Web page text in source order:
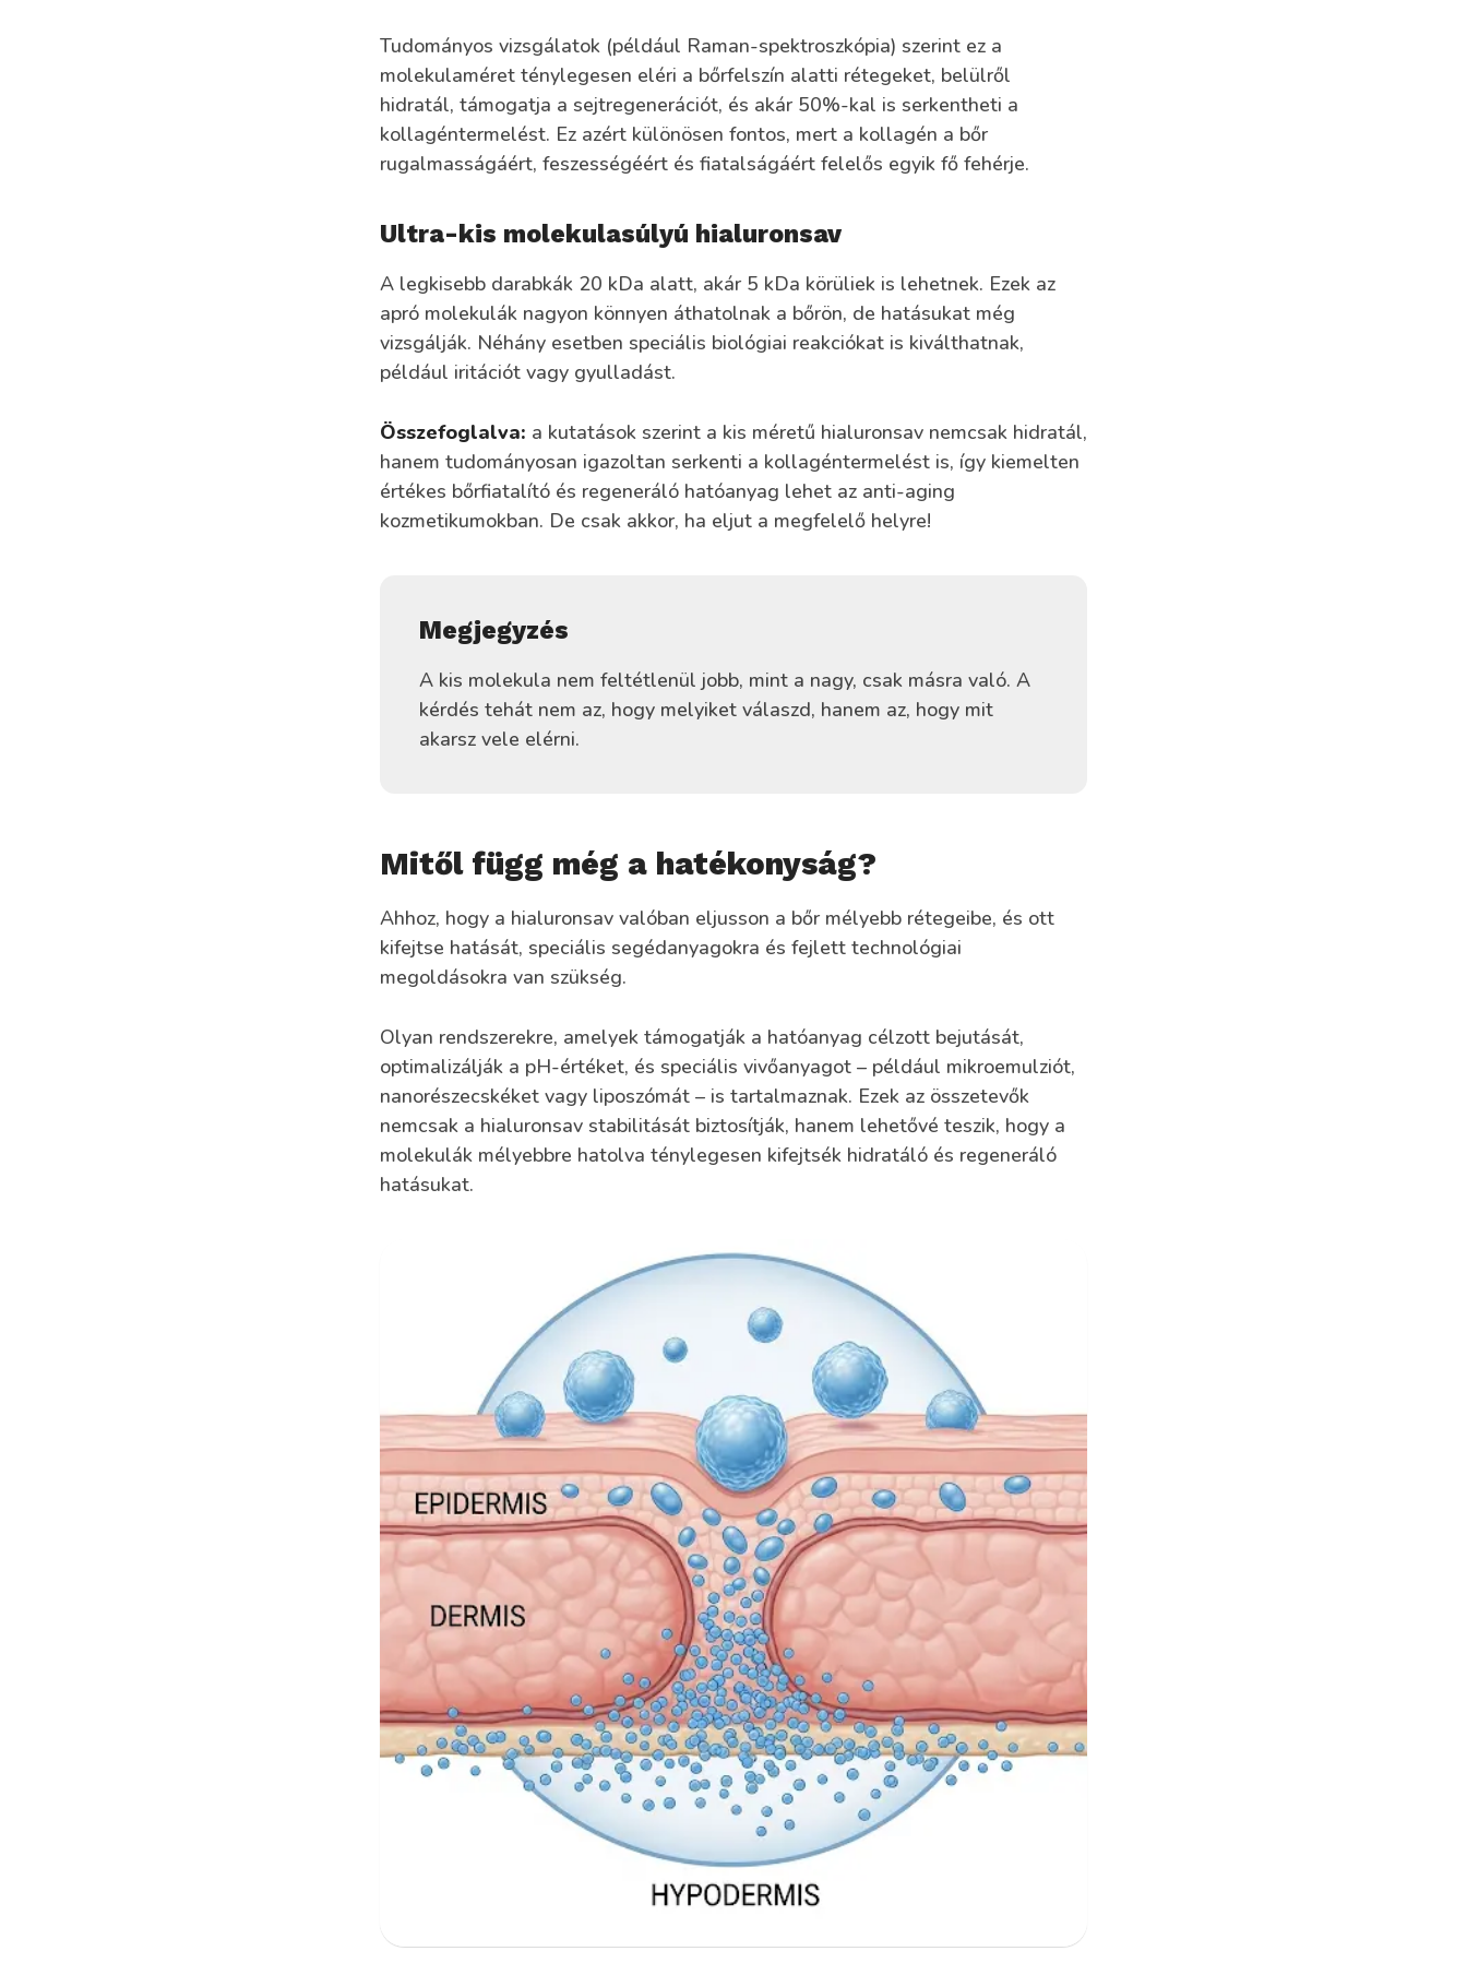
Tudományos vizsgálatok (például Raman-spektroszkópia) szerint ez a
molekulaméret ténylegesen eléri a bőrfelszín alatti rétegeket, belülről
hidratál, támogatja a sejtregenerációt, és akár 50%-kal is serkentheti a
kollagéntermelést. Ez azért különösen fontos, mert a kollagén a bőr
rugalmasságáért, feszességéért és fiatalságáért felelős egyik fő fehérje.
Ultra-kis molekulasúlyú hialuronsav
A legkisebb darabkák 20 kDa alatt, akár 5 kDa körüliek is lehetnek. Ezek az
apró molekulák nagyon könnyen áthatolnak a bőrön, de hatásukat még
vizsgálják. Néhány esetben speciális biológiai reakciókat is kiválthatnak,
például iritációt vagy gyulladást.
Összefoglalva: a kutatások szerint a kis méretű hialuronsav nemcsak hidratál,
hanem tudományosan igazoltan serkenti a kollagéntermelést is, így kiemelten
értékes bőrfiatalító és regeneráló hatóanyag lehet az anti-aging
kozmetikumokban. De csak akkor, ha eljut a megfelelő helyre!
Megjegyzés
A kis molekula nem feltétlenül jobb, mint a nagy, csak másra való. A
kérdés tehát nem az, hogy melyiket válaszd, hanem az, hogy mit
akarsz vele elérni.
Mitől függ még a hatékonyság?
Ahhoz, hogy a hialuronsav valóban eljusson a bőr mélyebb rétegeibe, és ott
kifejtse hatását, speciális segédanyagokra és fejlett technológiai
megoldásokra van szükség.
Olyan rendszerekre, amelyek támogatják a hatóanyag célzott bejutását,
optimalizálják a pH-értéket, és speciális vivőanyagot – például mikroemulziót,
nanorészecskéket vagy liposzómát – is tartalmaznak. Ezek az összetevők
nemcsak a hialuronsav stabilitását biztosítják, hanem lehetővé teszik, hogy a
molekulák mélyebbre hatolva ténylegesen kifejtsék hidratáló és regeneráló
hatásukat.